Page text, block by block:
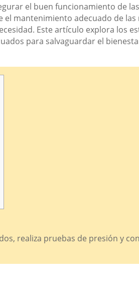
el buen funcionamiento de las
mantenimiento adecuado de las
Este artículo explora los
para salvaguardar el
realiza pruebas de presión y